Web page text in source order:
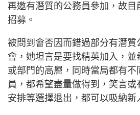
再邀有潛質的公務員參加，故目
招募。
被問到會否因而錯過部分有潛質
會，她坦言是要找精英加入，並
或部門的高層，同時當局都有不
員，都希望盡量做得到，笑言
安排等選擇退出，都可以吸納新